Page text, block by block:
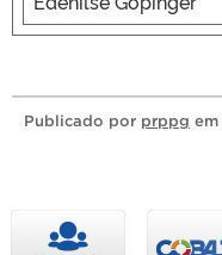
Publicado por prppg em